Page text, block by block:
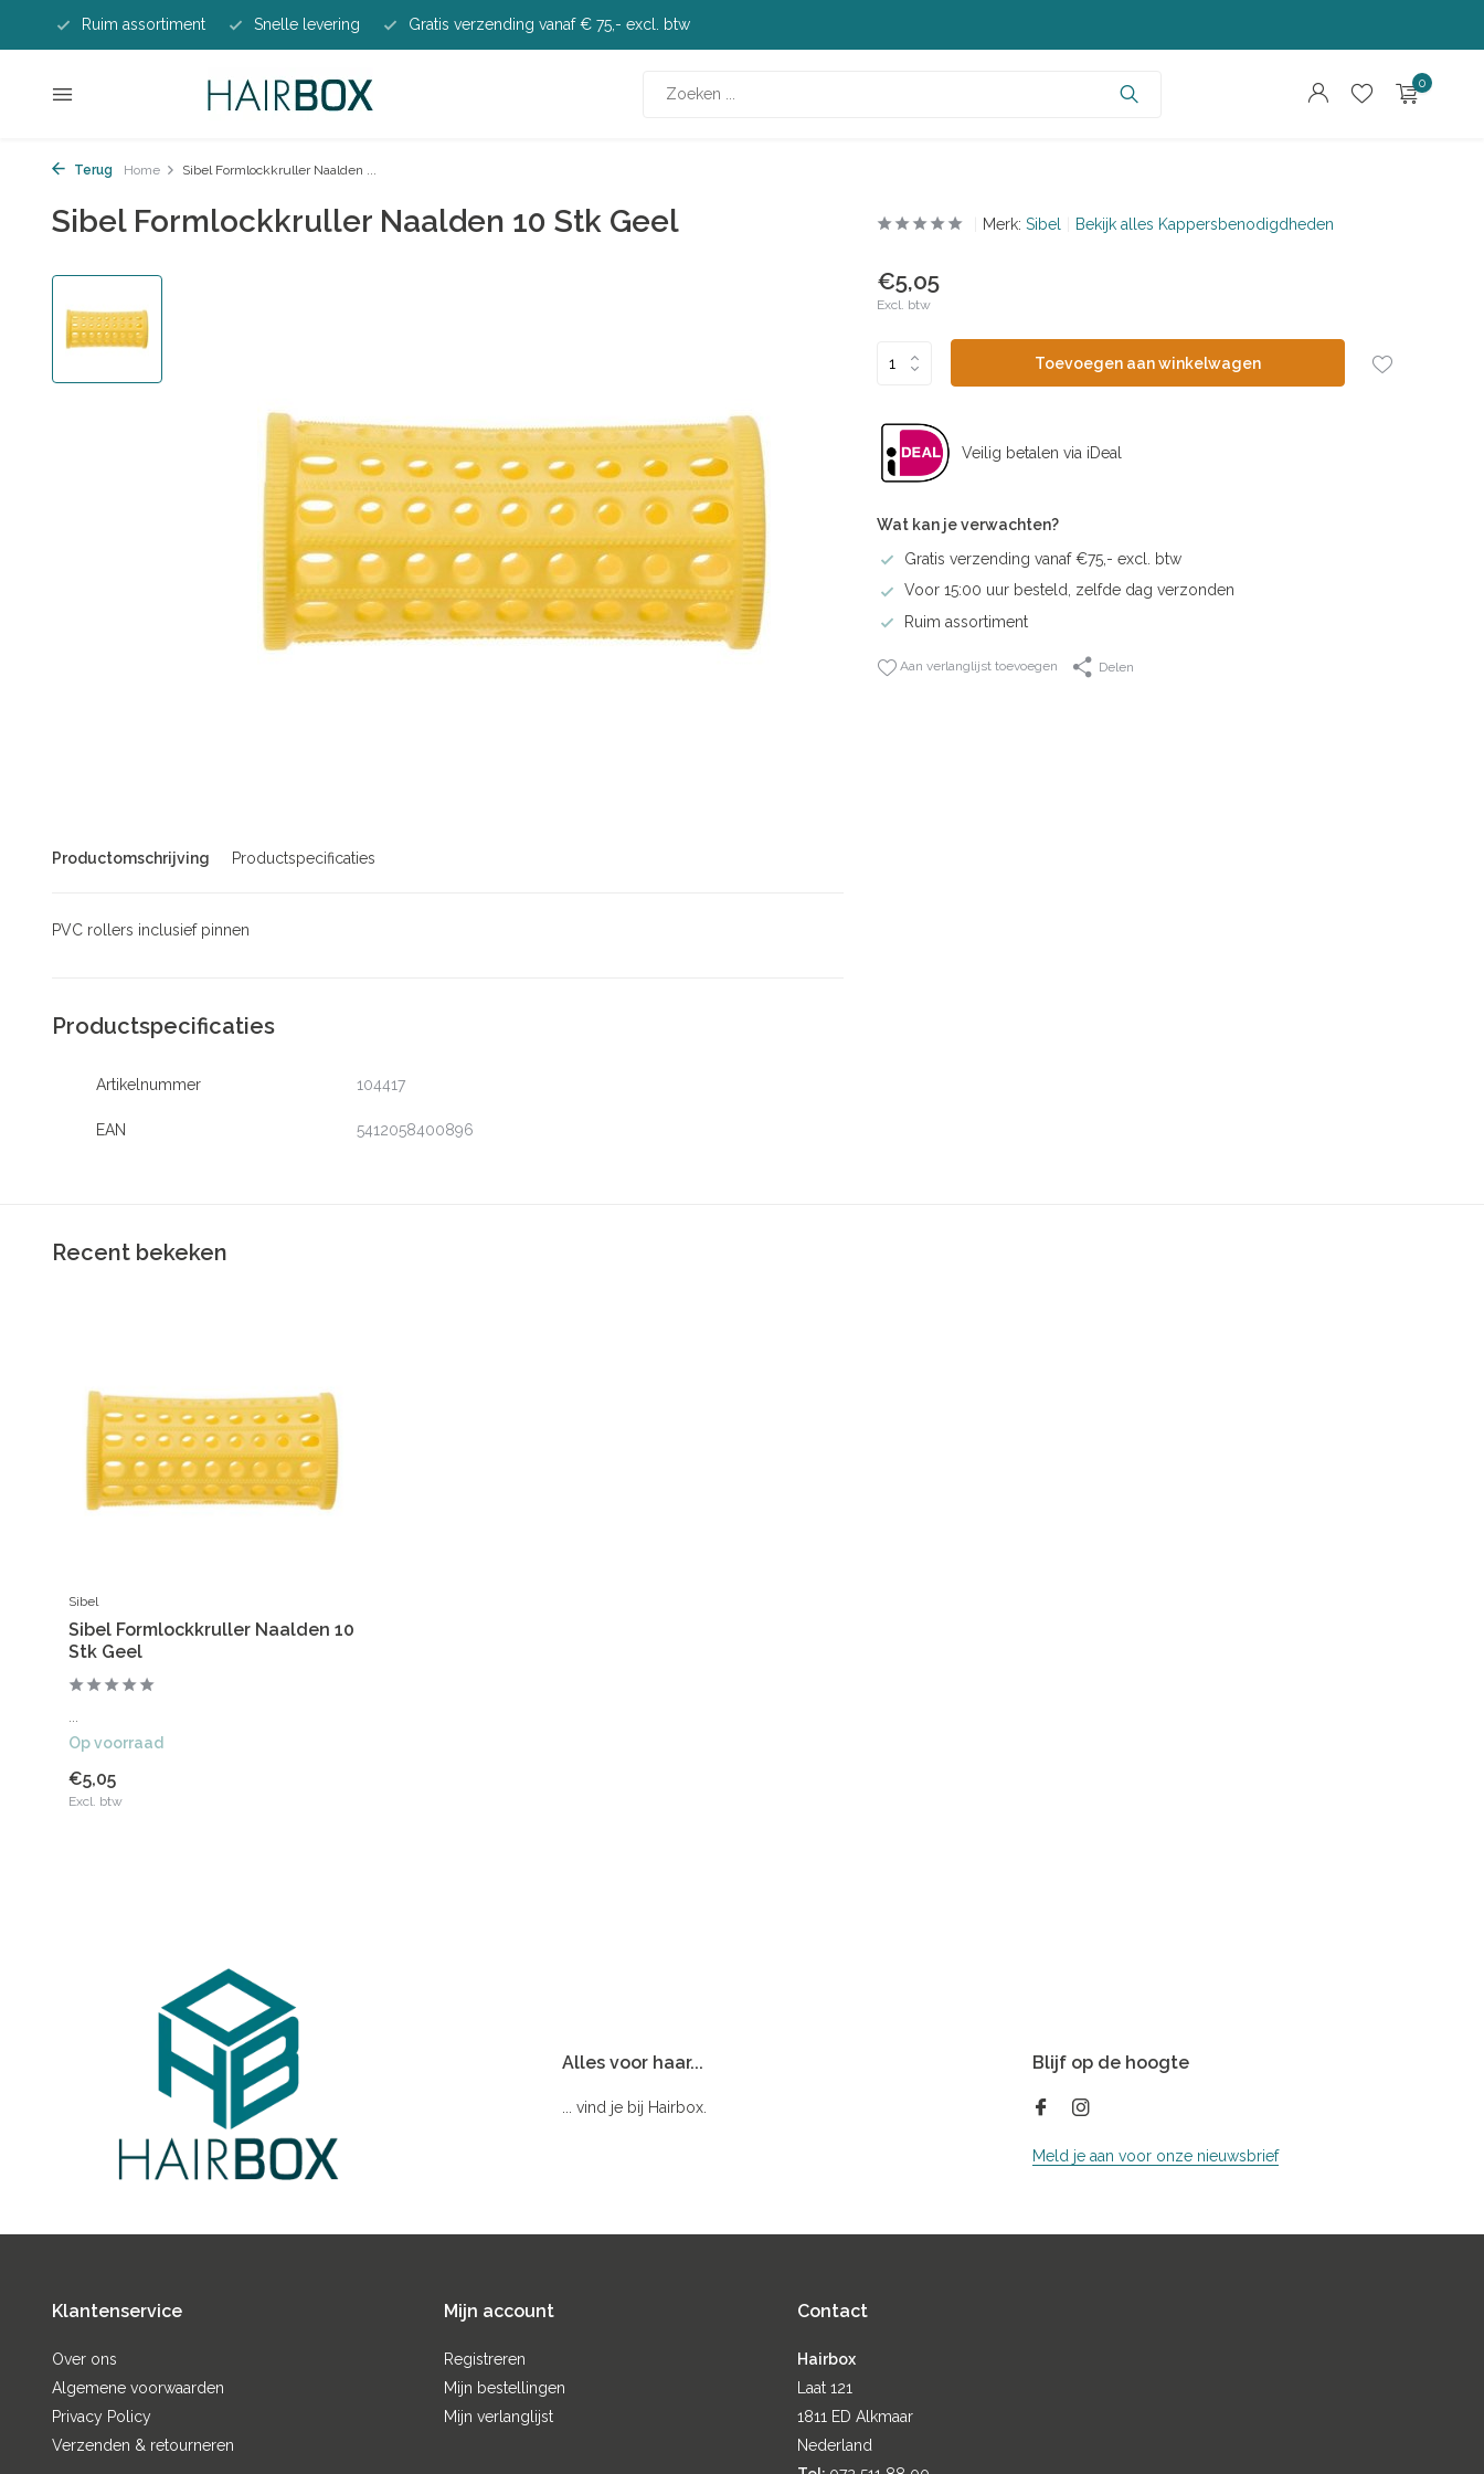
Ruim assortiment Snelle levering Gratis verzending vanaf € 75,- excl. btw
0
Terug Home Sibel Formlockkruller Naalden ...
Sibel Formlockkruller Naalden 10 Stk Geel
Productomschrijving Productspecificaties
PVC rollers inclusief pinnen
Productspecificaties
Artikelnummer 104417
EAN 5412058400896
Merk: Sibel Bekijk alles Kappersbenodigdheden
€5,05
Excl. btw
Toevoegen aan winkelwagen
Veilig betalen via iDeal
Wat kan je verwachten?
Gratis verzending vanaf €75,- excl. btw
Voor 15:00 uur besteld, zelfde dag verzonden
Ruim assortiment
Aan verlanglijst toevoegen Delen
Recent bekeken
Sibel
Sibel Formlockkruller Naalden 10
Stk Geel
Op voorraad
€5,05
Excl. btw
Alles voor haar...
... vind je bij Hairbox.
Blijf op de hoogte
Meld je aan voor onze nieuwsbrief
Klantenservice
Over ons
Algemene voorwaarden
Privacy Policy
Verzenden & retourneren
Mijn account
Registreren
Mijn bestellingen
Mijn verlanglijst
Contact
Hairbox
Laat 121
1811 ED Alkmaar
Nederland